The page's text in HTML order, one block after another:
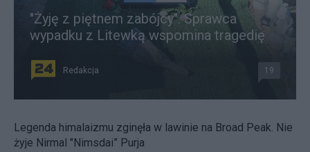
"Żyję z piętnem zabójcy". Sprawca
wypadku z Litewką wspomina tragedię
Redakcja 19
Legenda himalaizmu zginęła w lawinie na Broad Peak. Nie
żyje Nirmal "Nimsdai” Purja